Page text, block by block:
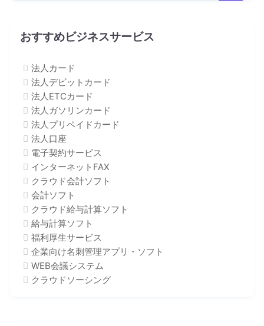
おすすめビジネスサービス
法人カード
法人デビットカード
法人ETCカード
法人ガソリンカード
法人プリペイドカード
法人口座
電子契約サービス
インターネットFAX
クラウド会計ソフト
会計ソフト
クラウド給与計算ソフト
給与計算ソフト
福利厚生サービス
企業向け名刺管理アプリ・ソフト
WEB会議システム
クラウドソーシング